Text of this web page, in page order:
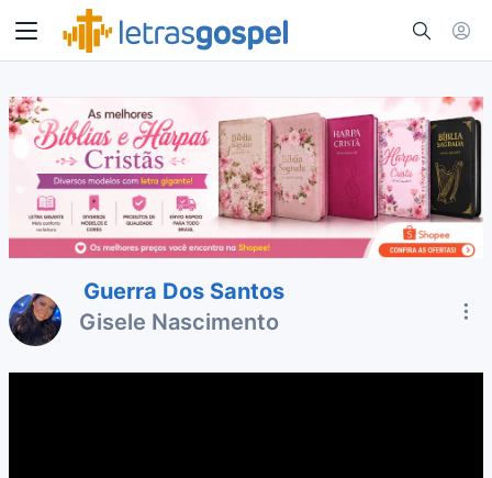
Guerra Dos Santos
Gisele Nascimento